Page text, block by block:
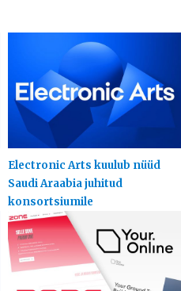
Electronic Arts kuulub nüüd
Saudi Araabia juhitud
konsortsiumile